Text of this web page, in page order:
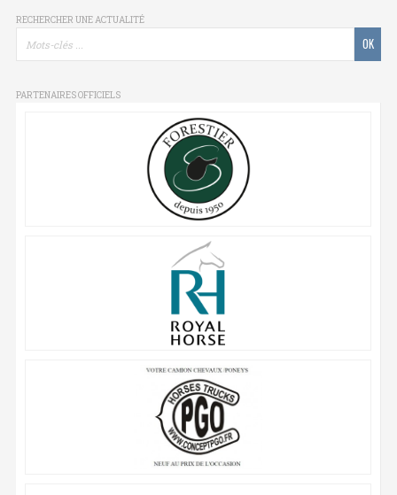
RECHERCHER UNE ACTUALITÉ
PARTENAIRES OFFICIELS